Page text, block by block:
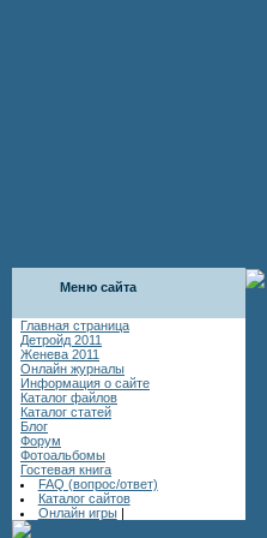
Меню сайта
Главная страница
Детройд 2011
Женева 2011
Онлайн журналы
Информация о сайте
Каталог файлов
Каталог статей
Блог
Форум
Фотоальбомы
Гостевая книга
FAQ (вопрос/ответ)
Каталог сайтов
Онлайн игры |